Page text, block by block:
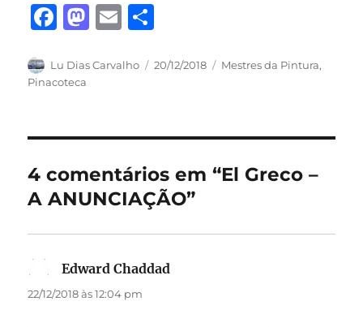
F
c
e
o
o
k
M
st
o
n
E
ai a
Autor
Lu Dias Carvalho
Publicado
20/12/2018 Categorias
Mestres da Pintura,
Pinacoteca
4 comentários em “El Greco –
A ANUNCIAÇÃO”
Edward Chaddad
22/12/2018 às 12:04 pm